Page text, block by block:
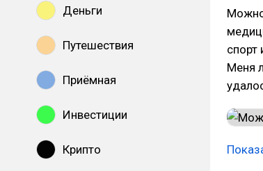
Деньги
Путешествия
Приёмная
Инвестиции
Крипто
Можно
спорт
Меня